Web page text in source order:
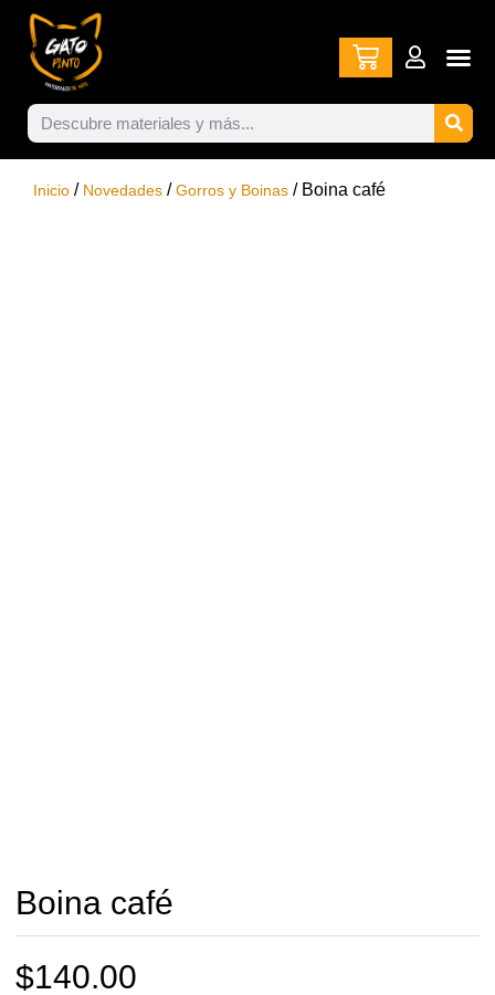
Inicio / Novedades /Gorros y Boinas / Boina café
Boina café
$140.00